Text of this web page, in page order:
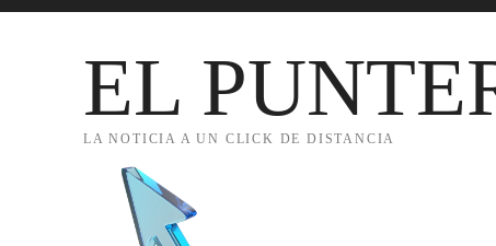
EL
LA NOTICIA A UN CLICK DE DISTANCIA